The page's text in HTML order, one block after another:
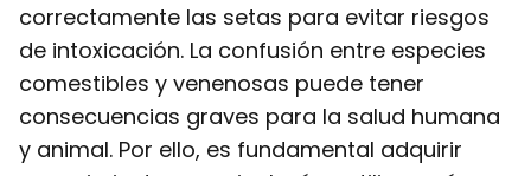
correctamente las setas para evitar riesgos
de intoxicación. La confusión entre especies
comestibles y venenosas puede tener
consecuencias graves para la salud humana
y animal. Por ello, es fundamental adquirir